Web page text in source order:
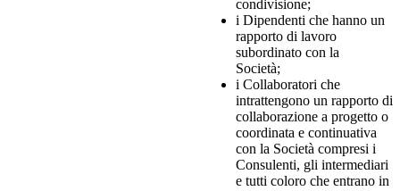
condivisione;
i Dipendenti che hanno un
rapporto di lavoro
subordinato con la
Società;
i Collaboratori che
intrattengono un rapporto di
collaborazione a progetto o
coordinata e continuativa
con la Società compresi i
Consulenti, gli intermediari
e tutti coloro che entrano in